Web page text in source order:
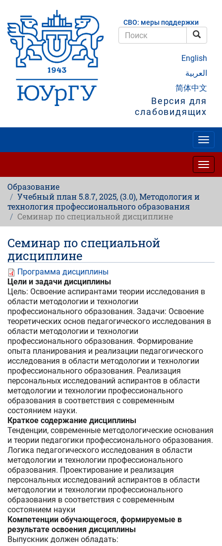
основному
содержанию
СВО: меры поддержки
English
العربية
简体中文
Версия для
слабовидящих
Образование
Учебный план 5.8.7, 2025, (3.0), Методология и
технология профессионального образования
Семинар по специальной дисциплине
Семинар по специальной
дисциплине
Программа дисциплины
Цели и задачи дисциплины
Цель: Освоение аспирантами теории исследования в
области методологии и технологии
профессионального образования. Задачи: Освоение
теоретических основ педагогического исследования в
области методологии и технологии
профессионального образования. Формирование
опыта планирования и реализации педагогического
исследования в области методологии и технологии
профессионального образования. Реализация
персональных исследований аспирантов в области
методологии и технологии профессионального
образования в соответствия с современным
состоянием науки.
Краткое содержание дисциплины
Тенденции, современные методологические основания
и теории педагогики профессионального образования.
Логика педагогического исследования в области
методологии и технологии профессионального
образования. Проектирование и реализация
персональных исследований аспирантов в области
методологии и технологии профессионального
образования в соответствия с современным
состоянием науки
Компетенции обучающегося, формируемые в
результате освоения дисциплины
Выпускник должен обладать: